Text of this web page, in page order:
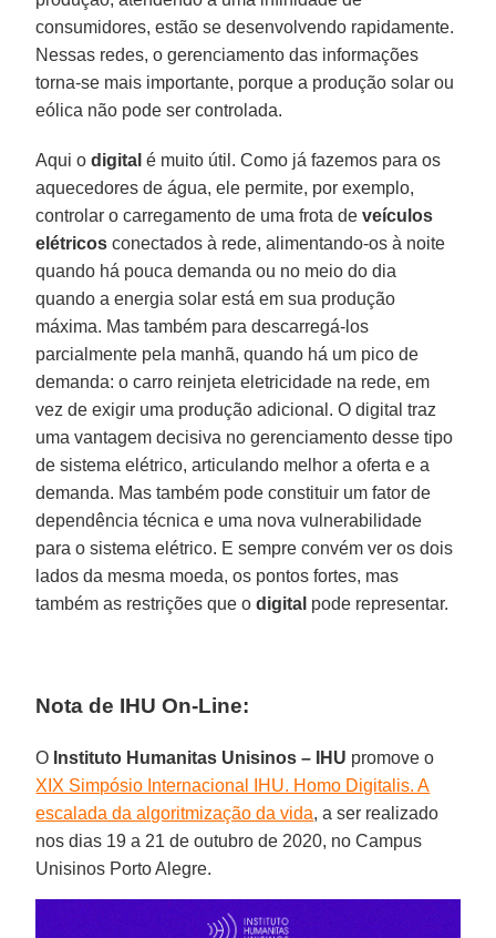
consumidores, estão se desenvolvendo rapidamente.
Nessas redes, o gerenciamento das informações
torna-se mais importante, porque a produção solar ou
eólica não pode ser controlada.
Aqui odigital é muito útil. Como já fazemos para os
aquecedores de água, ele permite, por exemplo,
controlar o carregamento de uma frota deveículos
elétricos conectados à rede, alimentando-os à noite
quando há pouca demanda ou no meio do dia
quando a energia solar está em sua produção
máxima. Mas também para descarregá-los
parcialmente pela manhã, quando há um pico de
demanda: o carro reinjeta eletricidade na rede, em
vez de exigir uma produção adicional. O digital traz
uma vantagem decisiva no gerenciamento desse tipo
de sistema elétrico, articulando melhor a oferta e a
demanda. Mas também pode constituir um fator de
dependência técnica e uma nova vulnerabilidade
para o sistema elétrico. E sempre convém ver os dois
lados da mesma moeda, os pontos fortes, mas
também as restrições que odigital pode representar.
Nota de IHU On-Line:
O Instituto Humanitas Unisinos – IHU promove o
XIX Simpósio Internacional IHU. Homo Digitalis. A
escalada da algoritmização da vida, a ser realizado
nos dias 19 a 21 de outubro de 2020, no Campus
Unisinos Porto Alegre.